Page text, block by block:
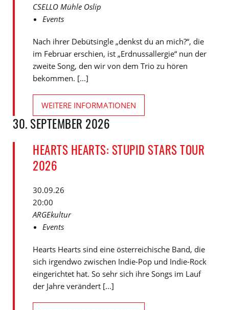
CSELLO Mühle Oslip
Events
Nach ihrer Debütsingle „denkst du an mich?“, die
im Februar erschien, ist „Erdnussallergie“ nun der
zweite Song, den wir von dem Trio zu hören
bekommen. [...]
WEITERE INFORMATIONEN
30. SEPTEMBER 2026
HEARTS HEARTS: STUPID STARS TOUR
2026
30.09.26
20:00
ARGEkultur
Events
Hearts Hearts sind eine österreichische Band, die
sich irgendwo zwischen Indie-Pop und Indie-Rock
eingerichtet hat. So sehr sich ihre Songs im Lauf
der Jahre verändert [...]